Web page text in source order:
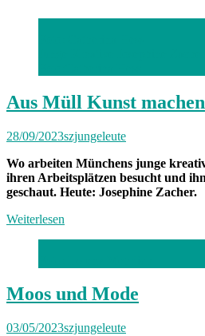
Aus Müll Kunst machen
28/09/2023szjungeleute
Wo arbeiten Münchens junge
ihren Arbeitsplätzen besucht und
geschaut. Heute: Josephine Zacher.
Weiterlesen
Moos und Mode
03/05/2023szjungeleute